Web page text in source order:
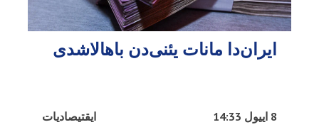
ایران‌دا مانات یئنی‌دن باهالاشدی
ایقتیصادیات 8 اییول 14:33